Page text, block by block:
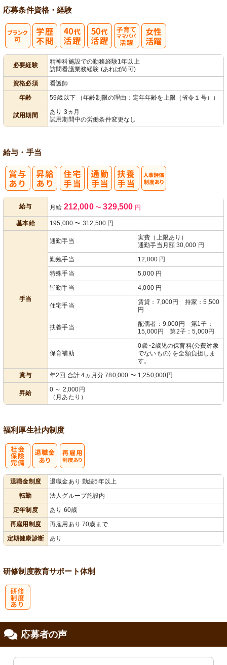
応募条件資格・経験
必要経験
精神科施設での勤務経験1年以上
訪問看護業務経験 (あれば尚可)
資格必須
看護師
年齢
59歳以下 （年齢制限の理由：定年年齢を上限（省令１号））
試用期間
あり 3ヵ月
試用期間中の労働条件変更なし
給与・手当
給与 月給 212,000 〜 329,500 円
基本給 195,000 〜 312,500 円
手当
通勤手当
実費（上限あり）
通勤手当月額 30,000 円
勤勉手当
12,000 円
特殊手当
5,000 円
皆勤手当
4,000 円
住宅手当
賃貸：7,000円 持家：5,500
円
扶養手当
配偶者：9,000円 第1子：
15,000円 第2子：5,000円
保育補助
0歳~2歳児の保育料(公費対象
でないもの) を全額負担しま
す。
賞与
年2回 合計 4ヵ月分 780,000 〜 1,250,000円
昇給
0 ～ 2,000円
（月あたり）
福利厚生社内制度
退職金制度
退職金あり 勤続5年以上
転勤
法人グループ施設内
定年制度
あり 60歳
再雇用制度
再雇用あり 70歳まで
定期健康診断
あり
研修制度教育サポート体制
応募者の声